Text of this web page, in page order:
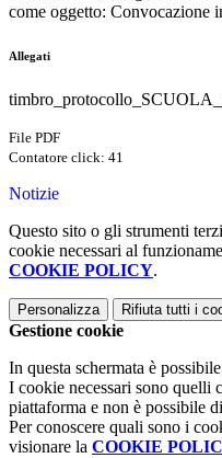
come oggetto: Convocazione
Allegati
File PDF
Contatore click: 41
Notizie
Questo sito o gli strumenti
cookie necessari al
COOKIE POLICY.
Personalizza Rifiuta tutti i
Gestione cookie
In questa schermata è
I cookie necessari sono quelli
piattaforma e non è possibile
Per conoscere quali sono i
visionare la COOKIE